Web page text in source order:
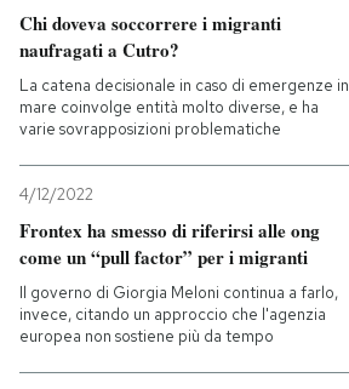
Chi doveva soccorrere i migranti
naufragati a Cutro?
La catena decisionale in caso di emergenze in
mare coinvolge entità molto diverse, e ha
varie sovrapposizioni problematiche
4/12/2022
Frontex ha smesso di riferirsi alle ong
come un “pull factor” per i migranti
Il governo di Giorgia Meloni continua a farlo,
invece, citando un approccio che l'agenzia
europea non sostiene più da tempo